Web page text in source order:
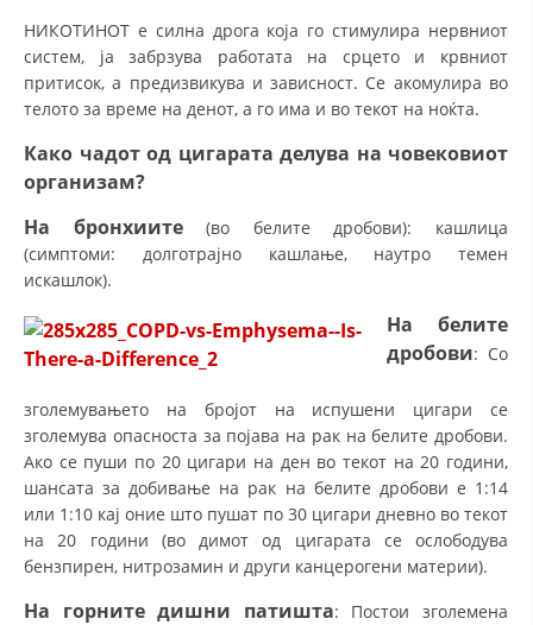
НИКОТИНОТ е силна дрога која го стимулира нервниот
систем, ја забрзува работата на срцето и крвниот
притисок, а предизвикува и зависност. Се акомулира во
телото за време на денот, а го има и во текот на ноќта.
Како чадот од цигарата делува на човековиот
организам?
На бронхиите(во белите дробови): кашлица
(симптоми: долготрајно кашлање, наутро темен
искашлок).
На белите
дробови: Со
зголемувањето на бројот на испушени цигари се
зголемува опасноста за појава на рак на белите дробови.
Ако се пуши по 20 цигари на ден во текот на 20 години,
шансата за добивање на рак на белите дробови е 1:14
или 1:10 кај оние што пушат по 30 цигари дневно во текот
на 20 години (во димот од цигарата се ослободува
бензпирен, нитрозамин и други канцерогени материи).
На горните дишни патишта: Постои зголемена